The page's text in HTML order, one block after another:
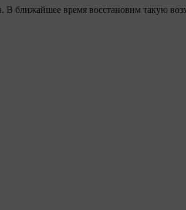
В ближайшее время восстановим такую